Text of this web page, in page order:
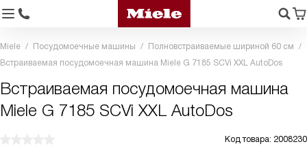
Miele Посудомоечные машины
Полновстраиваемые шириной 60 см
Встраиваемая посудомоечная машина Miele G 7185 SCVi XXL AutoDos
Встраиваемая посудомоечная машина
Miele G 7185 SCVi XXL AutoDos
Код товара: 2008230